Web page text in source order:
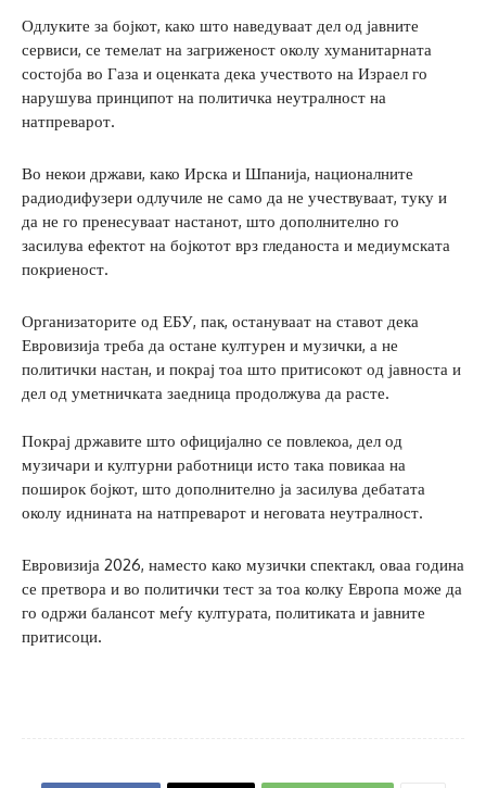
Одлуките за бојкот, како што наведуваат дел од јавните
сервиси, се темелат на загриженост околу хуманитарната
состојба во Газа и оценката дека учеството на Израел го
нарушува принципот на политичка неутралност на
натпреварот.
Во некои држави, како Ирска и Шпанија, националните
радиодифузери одлучиле не само да не учествуваат, туку и
да не го пренесуваат настанот, што дополнително го
засилува ефектот на бојкотот врз гледаноста и медиумската
покриеност.
Организаторите од ЕБУ, пак, остануваат на ставот дека
Евровизија треба да остане културен и музички, а не
политички настан, и покрај тоа што притисокот од јавноста и
дел од уметничката заедница продолжува да расте.
Покрај државите што официјално се повлекоа, дел од
музичари и културни работници исто така повикаа на
поширок бојкот, што дополнително ја засилува дебатата
околу иднината на натпреварот и неговата неутралност.
Евровизија 2026, наместо како музички спектакл, оваа година
се претвора и во политички тест за тоа колку Европа може да
го одржи балансот меѓу културата, политиката и јавните
притисоци.